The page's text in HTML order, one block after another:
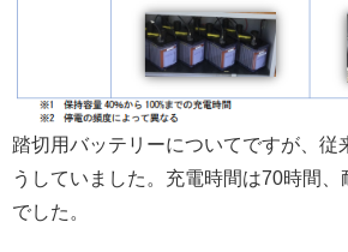
踏切用バッテリーについてですが、従
うしていました。充電時間は70時間
でした。